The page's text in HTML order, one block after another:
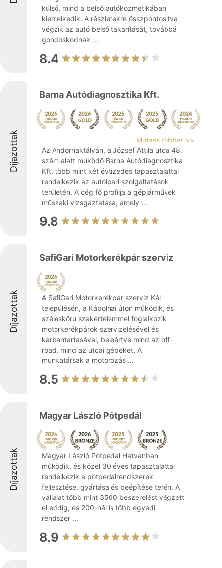
külső, mind a belső autókozmetikában
kiemelkedik. A részletekre összpontosítva
végzik az autó belső takarítását, továbbá
gondoskodnak ...
8.4
Díjazottak
Barna Autódiagnosztika Kft.
Mutass többet >>
Az Andornaktályán, a József Attila utca 48.
szám alatt működő Barna Autódiagnosztika
Kft. több mint két évtizedes tapasztalattal
rendelkezik az autóipari szolgáltatások
területén. A cég fő profilja a gépjárművek
műszaki vizsgáztatása, amely ...
9.8
Díjazottak
SafiGari Motorkerékpár szerviz
A SafiGari Motorkerékpár szerviz Kál
településén, a Kápolnai úton működik, és
széleskörű szakértelemmel foglalkozik
motorkerékpárok szervizelésével és
karbantartásával, beleértve mind az off-
road, mind az utcai gépeket. A
munkatársak a motorozás ...
8.5
Díjazottak
Magyar László Pótpedál
Magyar László Pótpedál Hatvanban
működik, és közel 30 éves tapasztalattal
rendelkezik a pótpedálrendszerek
fejlesztése, gyártása és beépítése terén. A
vállalat több mint 3500 beszerelést végzett
el eddig, és 200-nál is több egyedi
rendszer ...
8.9